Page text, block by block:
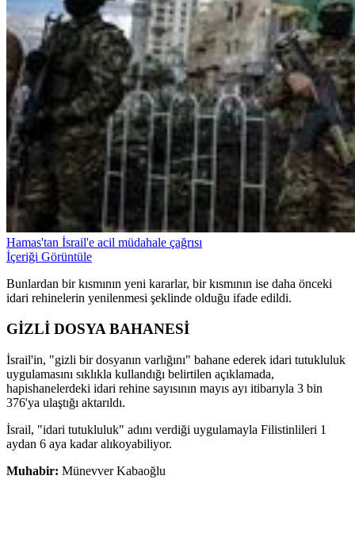
Hamas'tan İsrail'e acil müdahale çağrısı
İçeriği Görüntüle
Bunlardan bir kısmının yeni kararlar, bir kısmının ise daha önceki
idari rehinelerin yenilenmesi şeklinde olduğu ifade edildi.
GİZLİ DOSYA BAHANESİ
İsrail'in, "gizli bir dosyanın varlığını" bahane ederek idari tutukluluk
uygulamasını sıklıkla kullandığı belirtilen açıklamada,
hapishanelerdeki idari rehine sayısının mayıs ayı itibarıyla 3 bin
376'ya ulaştığı aktarıldı.
İsrail, "idari tutukluluk" adını verdiği uygulamayla Filistinlileri 1
aydan 6 aya kadar alıkoyabiliyor.
Muhabir: Münevver Kabaoğlu